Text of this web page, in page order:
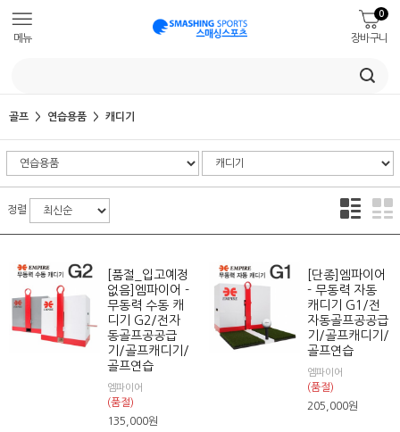
메뉴 장바구니
0
골프 연습용품 캐디기
정렬
[품절_입고예정
없음]엠파이어 -
무동력 수동 캐
디기 G2/전자
동골프공공급
기/골프캐디기/
골프연습
엠파이어
(품절)
135,000원
[단종]엠파이어
- 무동력 자동
캐디기 G1/전
자동골프공공급
기/골프캐디기/
골프연습
엠파이어
(품절)
205,000원